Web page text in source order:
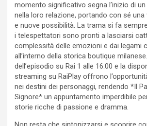
momento significativo segna l’inizio di
nella loro relazione, portando con sé
e nuove possibilità. La trama si fa
i telespettatori sono pronti a lasciarsi
complessità delle emozioni e dai legami
all’interno della storica boutique
dell’episodio su Rai 1 alle 16:00 e la
streaming su RaiPlay offrono
nei destini dei personaggi, rendendo *Il
Signore* un appuntamento imperdibile
storie ricche di passione e dramma.